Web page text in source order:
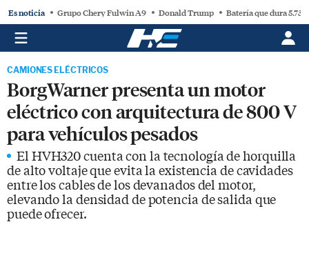
Es noticia Grupo Chery Fulwin A9 Donald Trump Batería que dura
CAMIONES ELÉCTRICOS
BorgWarner presenta un motor
eléctrico con arquitectura de 800 V
para vehículos pesados
El HVH320 cuenta con la tecnología de horquilla
de alto voltaje que evita la existencia de cavidades
entre los cables de los devanados del motor,
elevando la densidad de potencia de salida que
puede ofrecer.